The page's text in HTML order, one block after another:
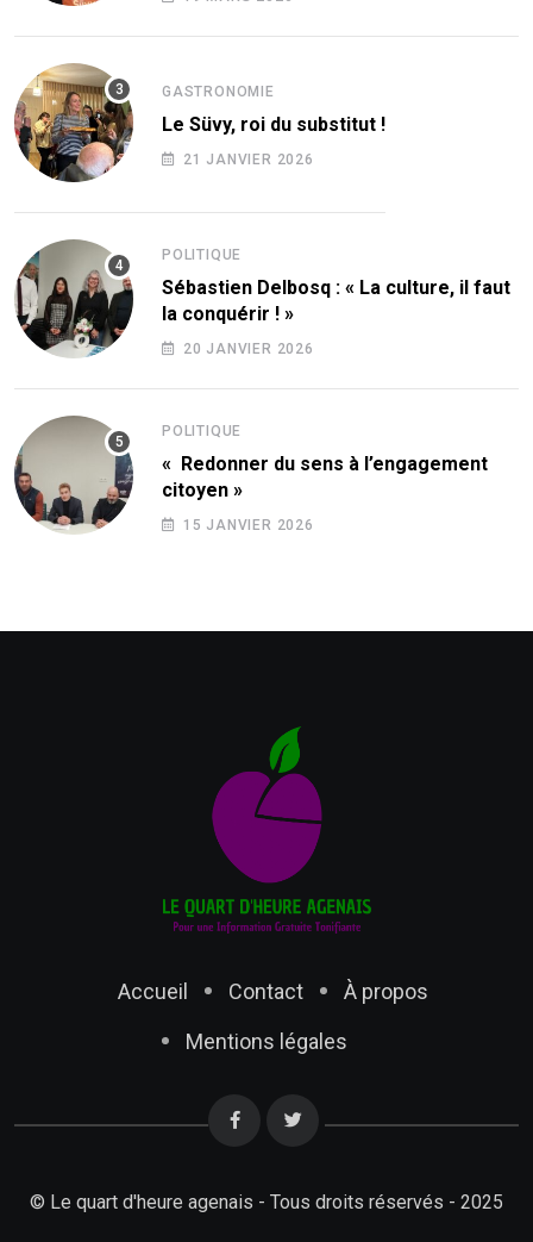
GASTRONOMIE
Le Süvy, roi du substitut !
21 JANVIER 2026
POLITIQUE
Sébastien Delbosq : « La culture, il faut
la conquérir ! »
20 JANVIER 2026
POLITIQUE
« Redonner du sens à l’engagement
citoyen »
15 JANVIER 2026
Accueil Contact
À propos
Mentions légales
© Le quart d'heure agenais - Tous droits réservés - 2025